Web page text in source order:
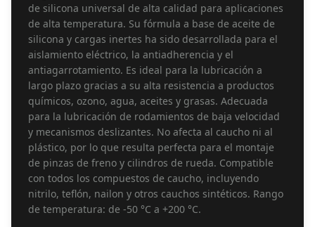
de silicona universal de alta calidad para aplicaciones
de alta temperatura. Su fórmula a base de aceite de
silicona y cargas inertes ha sido desarrollada para el
aislamiento eléctrico, la antiadherencia y el
antiagarrotamiento. Es ideal para la lubricación a
largo plazo gracias a su alta resistencia a productos
químicos, ozono, agua, aceites y grasas. Adecuada
para la lubricación de rodamientos de baja velocidad
y mecanismos deslizantes. No afecta al caucho ni al
plástico, por lo que resulta perfecta para el montaje
de pinzas de freno y cilindros de rueda. Compatible
con todos los compuestos de caucho, incluyendo
nitrilo, teflón, nailon y otros cauchos sintéticos. Rango
de temperatura: de -50 °C a +200 °C.